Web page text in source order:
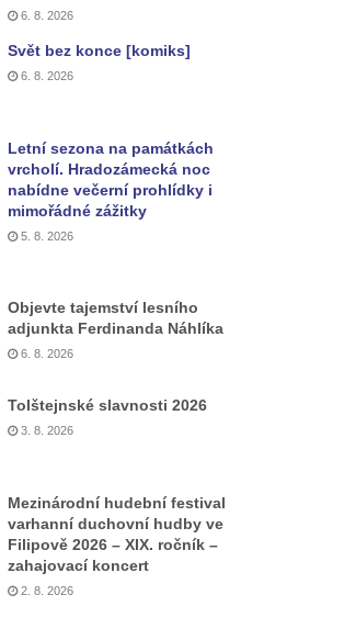
6. 8. 2026
Svět bez konce [komiks]
6. 8. 2026
Letní sezona na památkách
vrcholí. Hradozámecká noc
nabídne večerní prohlídky i
mimořádné zážitky
5. 8. 2026
Objevte tajemství lesního
adjunkta Ferdinanda Náhlíka
6. 8. 2026
Tolštejnské slavnosti 2026
3. 8. 2026
Mezinárodní hudební festival
varhanní duchovní hudby ve
Filipově 2026 – XIX. ročník –
zahajovací koncert
2. 8. 2026